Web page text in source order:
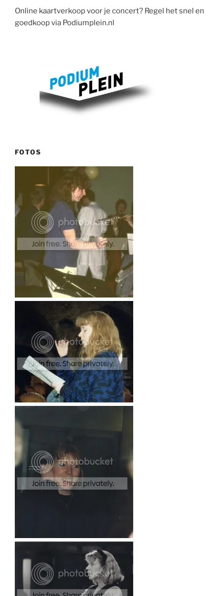
Online kaartverkoop voor je concert? Regel het snel en
goedkoop via Podiumplein.nl
FOTOS